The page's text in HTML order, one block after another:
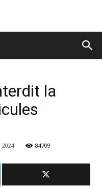
la
84709